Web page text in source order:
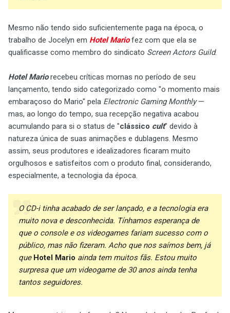
Mesmo não tendo sido suficientemente paga na época, o
trabalho de Jocelyn em Hotel Mariofez com que ela se
qualificasse como membro do sindicato Screen Actors Guild.
Hotel Mariorecebeu críticas mornas no período de seu
lançamento, tendo sido categorizado como "o momento mais
embaraçoso do Mario" pela Electronic Gaming Monthly—
mas, ao longo do tempo, sua recepção negativa acabou
acumulando para si o status de "clássico cult" devido à
natureza única de suas animações e dublagens. Mesmo
assim, seus produtores e idealizadores ficaram muito
orgulhosos e satisfeitos com o produto final, considerando,
especialmente, a tecnologia da época.
O CD-i tinha acabado de ser lançado, e a tecnologia era
muito nova e desconhecida. Tínhamos esperança de
que o console e os videogames fariam sucesso com o
público, mas não fizeram. Acho que nos saímos bem, já
que Hotel Mario ainda tem muitos fãs. Estou muito
surpresa que um videogame de 30 anos ainda tenha
tantos seguidores.